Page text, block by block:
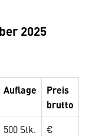
2025
Auflage
Preis
brutto
500 Stk.
€